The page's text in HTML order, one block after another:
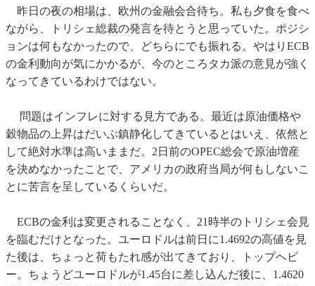
昨日の夜の相場は、欧州の金融会合待ち。私も夕食を食べ
ながら、トリシェ総裁の発言を待とうと思っていた。ポジシ
ョンは何もなかったので、どちらにでも振れる。やはりECB
の金利動向が気にかかるが、今のところタカ派の意見が強く
なってきているわけではない。
問題はインフレに対する見方である。最近は原油価格や
穀物品の上昇はだいぶ鎮静化してきているとはいえ、依然と
して絶対水準は高いままだ。2日前のOPEC総会で原油増産
を決めなかったことで、アメリカの政府当局が何もしないこ
とに苦言を呈しているくらいだ。
ECBの金利は変更されることなく、21時半のトリシェ会見
を臨むだけとなった。ユーロドルは前日に1.4692の高値を見
た後は、ちょっと荷もたれ感が出てきており、トップヘビ
ー。ちょうどユーロドルが1.45台に差し込んだ後に、1.4620